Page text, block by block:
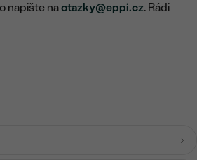
napište naotazky@eppi.cz. Rádi